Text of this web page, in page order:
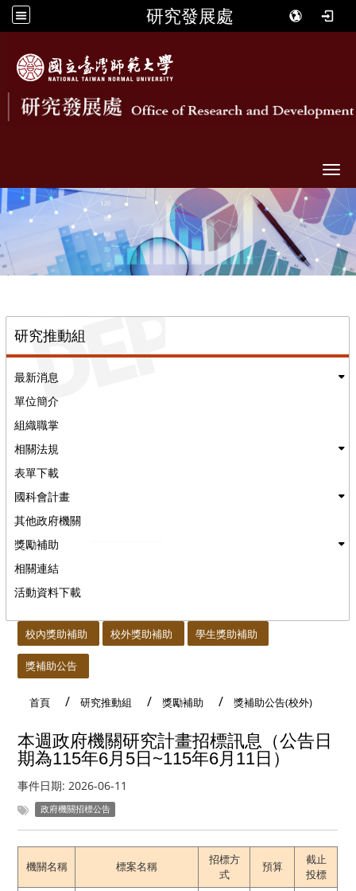
研究發展處
研究推動組
最新消息
單位簡介
組織職掌
相關法規
表單下載
國科會計畫
其他政府機關
獎勵補助
相關連結
活動資料下載
校內獎助補助 校外獎助補助 學生獎助補助
獎補助公告
首頁 研究推動組 獎勵補助 獎補助公告(校外)
本週政府機關研究計畫招標訊息（公告日
期為115年6月5日~115年6月11日）
事件日期: 2026-06-11
政府機關招標公告
機關名稱 標案名稱
招標方
式
預算
截止
投標